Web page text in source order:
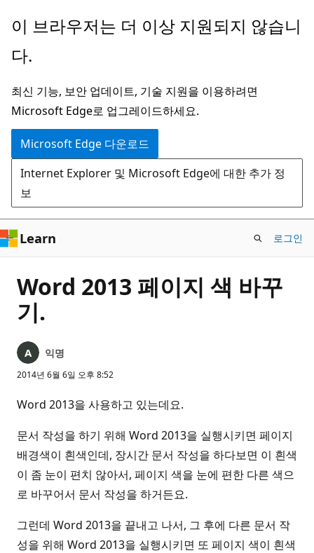
주
콘
츠
로
건
너
뛰
기
이 브라우저는 더 이상 지원되지 않습니
다.
최신 기능, 보안 업데이트, 기술 지원을 이용하려면
Microsoft Edge로 업그레이드하세요.
Microsoft Edge 다운로드
Internet Explorer 및 Microsoft Edge에 대한 추가 정
보
Learn 로그인
Word 2013 페이지 색 바꾸
기.
익명
2014년 6월 6일 오후 8:52
Word 2013을 사용하고 있는데요.
문서 작성을 하기 위해 Word 2013을 실행시키면 페이지
배경색이 흰색인데, 장시간 문서 작성을 하다보면 이 흰색
이 좀 눈이 편치 않아서, 페이지 색을 눈에 편한 다른 색으
로 바꾸어서 문서 작성을 하거든요.
그런데 Word 2013을 끝내고 나서, 그 후에 다른 문서 작
성을 위해 Word 2013을 실행시키면 또 페이지 색이 흰색